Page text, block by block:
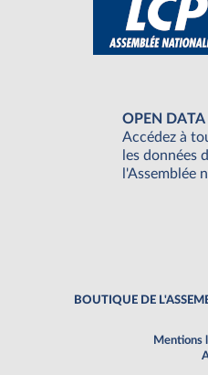
OPEN DATA
Accédez à
les données
l'Assemblée
BOUTIQUE DE
Mentions